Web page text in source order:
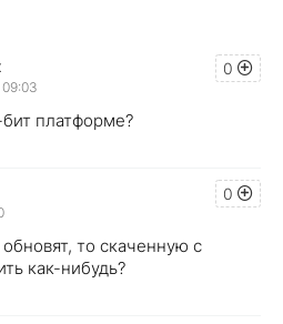
0
платформе?
0
то скаченную с
как-нибудь?